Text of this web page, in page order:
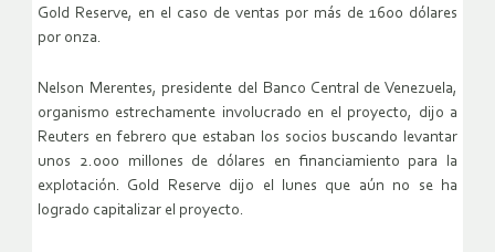
Gold Reserve, en el caso de ventas por más de 1600 dólares
por onza.
Nelson Merentes, presidente del Banco Central de Venezuela,
organismo estrechamente involucrado en el proyecto, dijo a
Reuters en febrero que estaban los socios buscando levantar
unos 2.000 millones de dólares en financiamiento para la
explotación. Gold Reserve dijo el lunes que aún no se ha
logrado capitalizar el proyecto.